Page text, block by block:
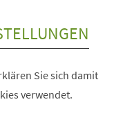
Sie sich damit
verwendet.